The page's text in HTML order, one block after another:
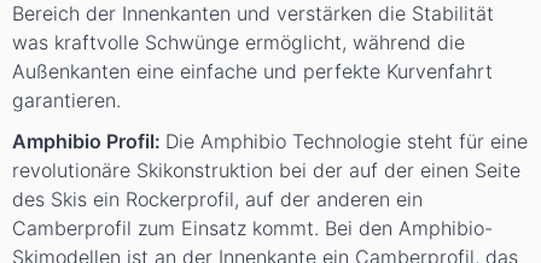
Bereich der Innenkanten und verstärken die Stabilität
was kraftvolle Schwünge ermöglicht, während die
Außenkanten eine einfache und perfekte Kurvenfahrt
garantieren.
Amphibio Profil: Die Amphibio Technologie steht für eine
revolutionäre Skikonstruktion bei der auf der einen Seite
des Skis ein Rockerprofil, auf der anderen ein
Camberprofil zum Einsatz kommt. Bei den Amphibio-
Skimodellen ist an der Innenkante ein Camberprofil, das